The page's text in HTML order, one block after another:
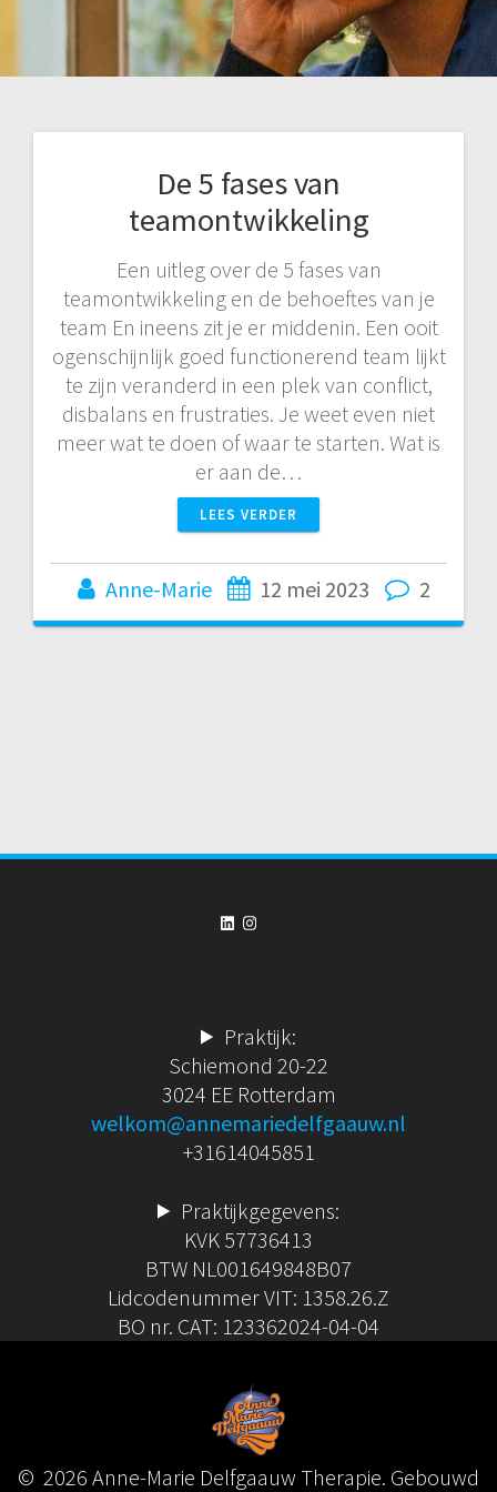
De 5 fases van
teamontwikkeling
Een uitleg over de 5 fases van
teamontwikkeling en de behoeftes van je
team En ineens zit je er middenin. Een ooit
ogenschijnlijk goed functionerend team lijkt
te zijn veranderd in een plek van conflict,
disbalans en frustraties. Je weet even niet
meer wat te doen of waar te starten. Wat is
er aan de…
LEES VERDER
Anne-Marie 12 mei 2023 2
LinkedIn
Instagram
Praktijk:
Schiemond 20-22
3024 EE Rotterdam
welkom@annemariedelfgaauw.nl
+31614045851
Praktijkgegevens:
KVK 57736413
BTW NL001649848B07
Lidcodenummer VIT: 1358.26.Z
BO nr. CAT: 123362024-04-04
© 2026 Anne-Marie Delfgaauw Therapie. Gebouwd